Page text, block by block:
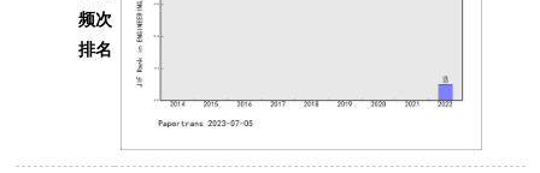
频次
排名